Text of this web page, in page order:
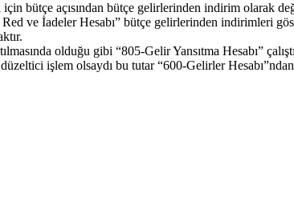
bütçe açısından bütçe gelirlerinden indirim olarak
ve İadeler Hesabı” bütçe gelirlerinden indirimleri
olduğu gibi “805-Gelir Yansıtma Hesabı”
işlem olsaydı bu tutar “600-Gelirler